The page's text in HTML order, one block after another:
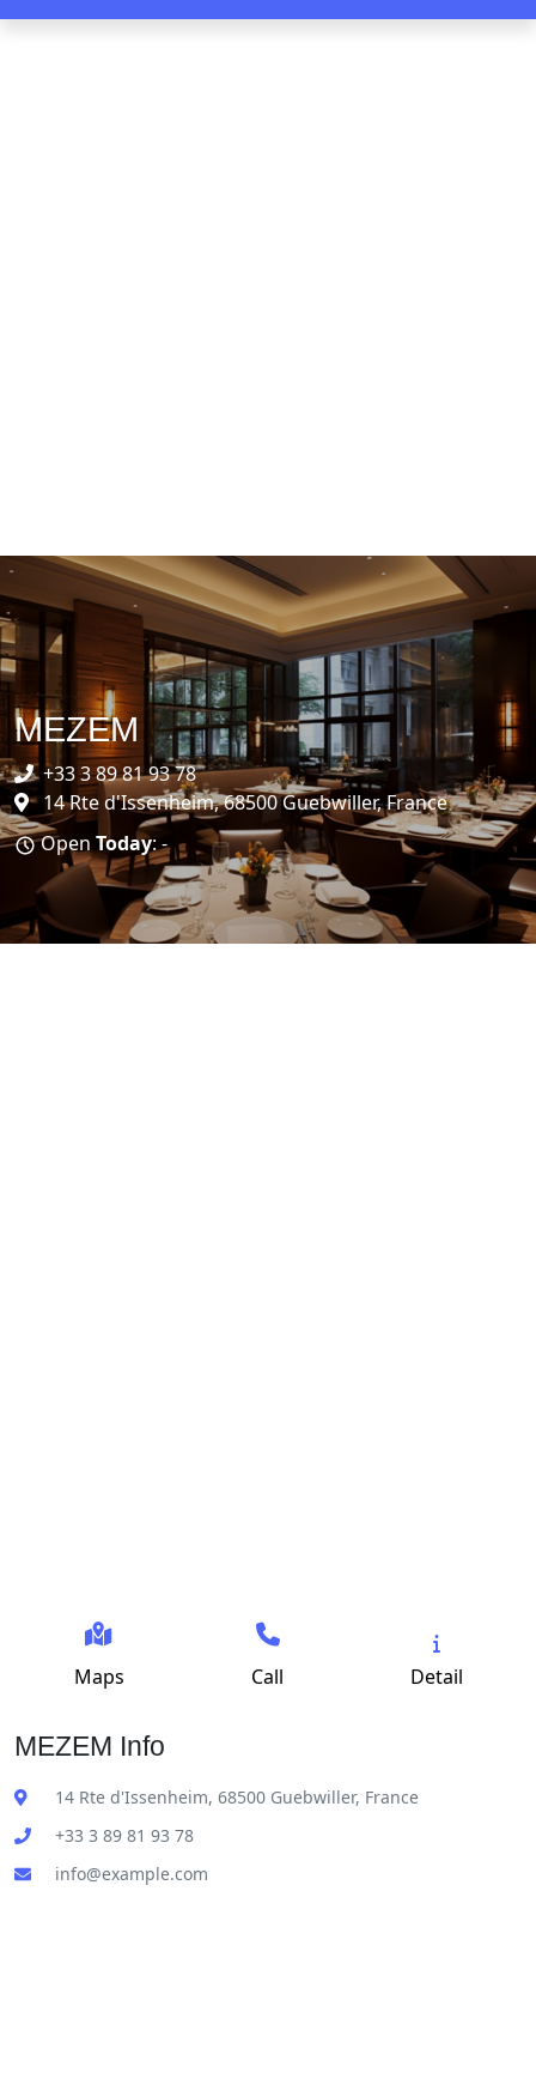
MEZEM
+33 3 89 81 93 78
14 Rte d'Issenheim, 68500 Guebwiller, France
Open Today: -
Maps Call Detail
MEZEM Info
14 Rte d'Issenheim, 68500 Guebwiller, France
+33 3 89 81 93 78
info@example.com